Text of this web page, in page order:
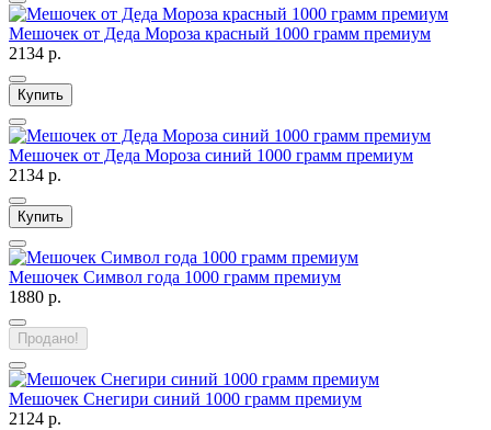
Мешочек от Деда Мороза красный 1000 грамм премиум
2134 р.
Купить
Мешочек от Деда Мороза синий 1000 грамм премиум
2134 р.
Купить
Мешочек Символ года 1000 грамм премиум
1880 р.
Продано!
Мешочек Снегири синий 1000 грамм премиум
2124 р.